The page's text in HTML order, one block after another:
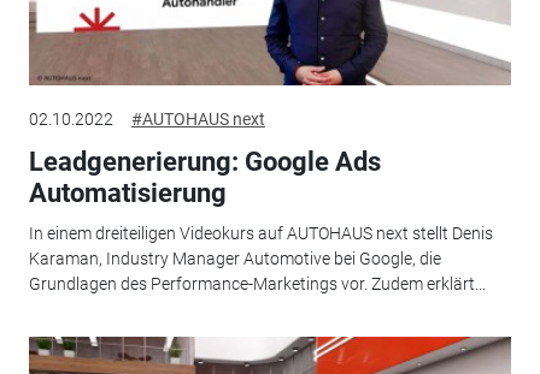
02.10.2022 #AUTOHAUS next
Leadgenerierung: Google Ads
Automatisierung
In einem dreiteiligen Videokurs auf AUTOHAUS next stellt Denis
Karaman, Industry Manager Automotive bei Google, die
Grundlagen des Performance-Marketings vor. Zudem erklärt...